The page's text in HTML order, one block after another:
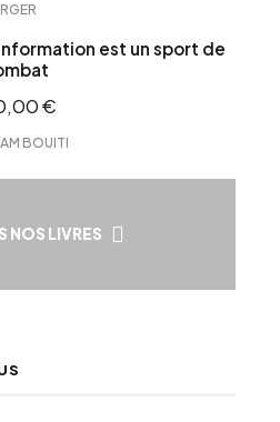
est un sport de
€
BOUITI
NOS LIVRES